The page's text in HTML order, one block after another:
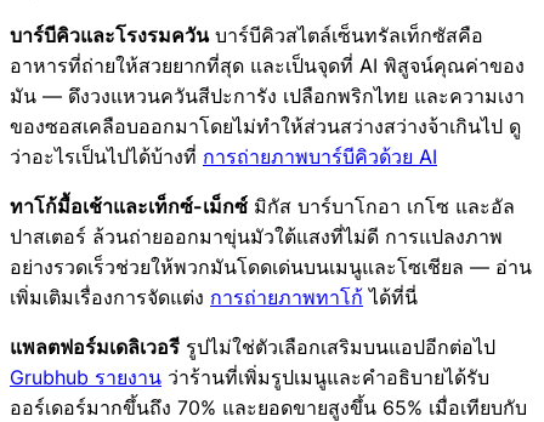
บาร์บีคิวและโรงรมควันบาร์บีคิวสไตล์เซ็นทรัลเท็กซัสคือ
อาหารที่ถ่ายให้สวยยากที่สุด และเป็นจุดที่ AI พิสูจน์คุณค่าของ
มัน — ดึงวงแหวนควันสีปะการัง เปลือกพริกไทย และความเงา
ของซอสเคลือบออกมาโดยไม่ทำให้ส่วนสว่างสว่างจ้าเกินไป ดู
ว่าอะไรเป็นไปได้บ้างที่ การถ่ายภาพบาร์บีคิวด้วย AI
ทาโก้มื้อเช้าและเท็กซ์-เม็กซ์ มิกัส บาร์บาโกอา เกโซ และอัล
ปาสเตอร์ ล้วนถ่ายออกมาขุ่นมัวใต้แสงที่ไม่ดี การแปลงภาพ
อย่างรวดเร็วช่วยให้พวกมันโดดเด่นบนเมนูและโซเชียล — อ่าน
เพิ่มเติมเรื่องการจัดแต่ง การถ่ายภาพทาโก้ ได้ที่นี่
แพลตฟอร์มเดลิเวอรี รูปไม่ใช่ตัวเลือกเสริมบนแอปอีกต่อไป
Grubhub รายงาน ว่าร้านที่เพิ่มรูปเมนูและคำอธิบายได้รับ
ออร์เดอร์มากขึ้นถึง 70% และยอดขายสูงขึ้น 65% เมื่อเทียบกับ